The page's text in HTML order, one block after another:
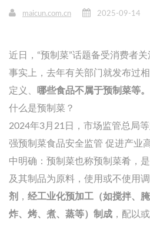
maicun.com.cn 2025-09-14
近日，“预制菜”话题备受消费者
事实上，去年有关部门就发布过
定义、
哪些食品不属于预制菜等。
什么是预制菜？
2024年3月21日，市场监管总局
强预制菜食品安全监管 促进产业
中明确：预制菜也称预制菜肴，
及其制品为原料，使用或不使用
剂
， 经工业化预加工（如搅拌、
炸、烤、煮、蒸等）制成 ，配以